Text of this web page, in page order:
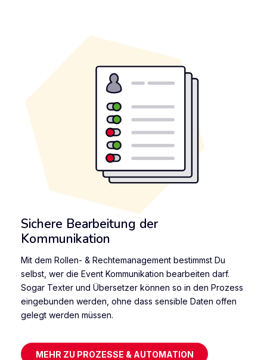
Sichere Bearbeitung der
Kommunikation
Mit dem Rollen- & Rechtemanagement bestimmst Du
selbst, wer die Event Kommunikation bearbeiten darf.
Sogar Texter und Übersetzer können so in den Prozess
eingebunden werden, ohne dass sensible Daten offen
gelegt werden müssen.
MEHR ZU PROZESSE & AUTOMATION